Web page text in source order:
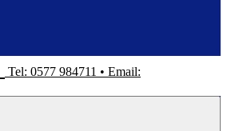
Tel: 0577 984711 • Email: